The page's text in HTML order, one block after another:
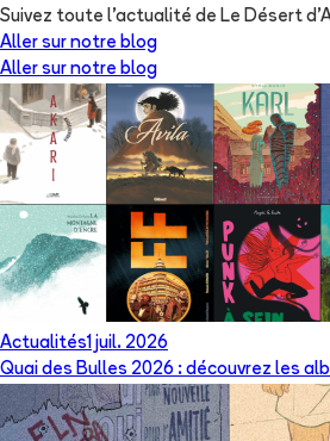
Suivez toute l'actualité de Le Désert
Aller sur notre blog
Aller sur notre blog
Actualités1 juil. 2026
Quai des Bulles 2026 : découvrez les